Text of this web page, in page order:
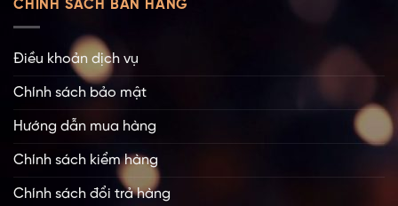
CHÍNH SÁCH BÁN HÀNG
Điều khoản dịch vụ
Chính sách bảo mật
Hướng dẫn mua hàng
Chính sách kiểm hàng
Chính sách đổi trả hàng